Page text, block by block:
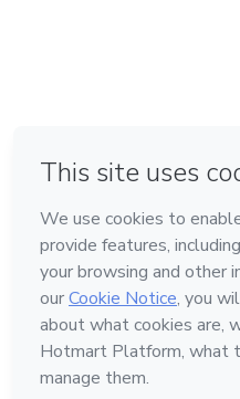
Feito com ❤ em Bogotá
Conheça a Hotmart
Idioma
Português